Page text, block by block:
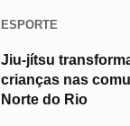
ESPORTE
Jiu-jítsu
crianças nas
Norte do Rio